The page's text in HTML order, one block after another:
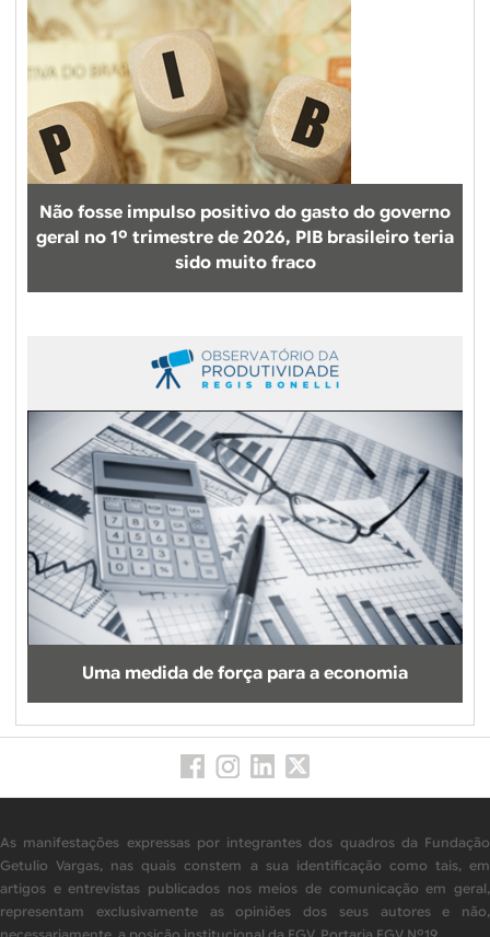
Não fosse impulso positivo do gasto do governo
geral no 1º trimestre de 2026, PIB brasileiro teria
sido muito fraco
Uma medida de força para a economia
As manifestações expressas por integrantes dos quadros da Fundação
Getulio Vargas, nas quais constem a sua identificação como tais, em
artigos e entrevistas publicados nos meios de comunicação em geral,
representam exclusivamente as opiniões dos seus autores e não,